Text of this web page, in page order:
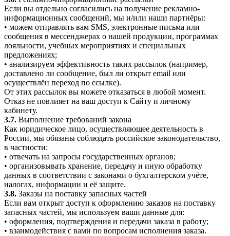
Если вы отдельно согласились на получение рекламно-
информационных сообщений, мы и/или наши партнёры:
• можем отправлять вам SMS, электронные письма или
сообщения в мессенджерах о нашей продукции, программах
лояльности, учебных мероприятиях и специальных
предложениях;
• анализируем эффективность таких рассылок (например,
доставлено ли сообщение, был ли открыт email или
осуществлён переход по ссылке).
От этих рассылок вы можете отказаться в любой момент.
Отказ не повлияет на ваш доступ к Сайту и личному
кабинету.
3.7. Выполнение требований закона
Как юридическое лицо, осуществляющее деятельность в
России, мы обязаны соблюдать российское законодательство,
в частности:
• отвечать на запросы государственных органов;
• организовывать хранение, передачу и иную обработку
данных в соответствии с законами о бухгалтерском учёте,
налогах, информации и её защите.
3.8. Заказы на поставку запасных частей
Если вам открыт доступ к оформлению заказов на поставку
запасных частей, мы используем ваши данные для:
• оформления, подтверждения и передачи заказа в работу;
• взаимодействия с вами по вопросам исполнения заказа.